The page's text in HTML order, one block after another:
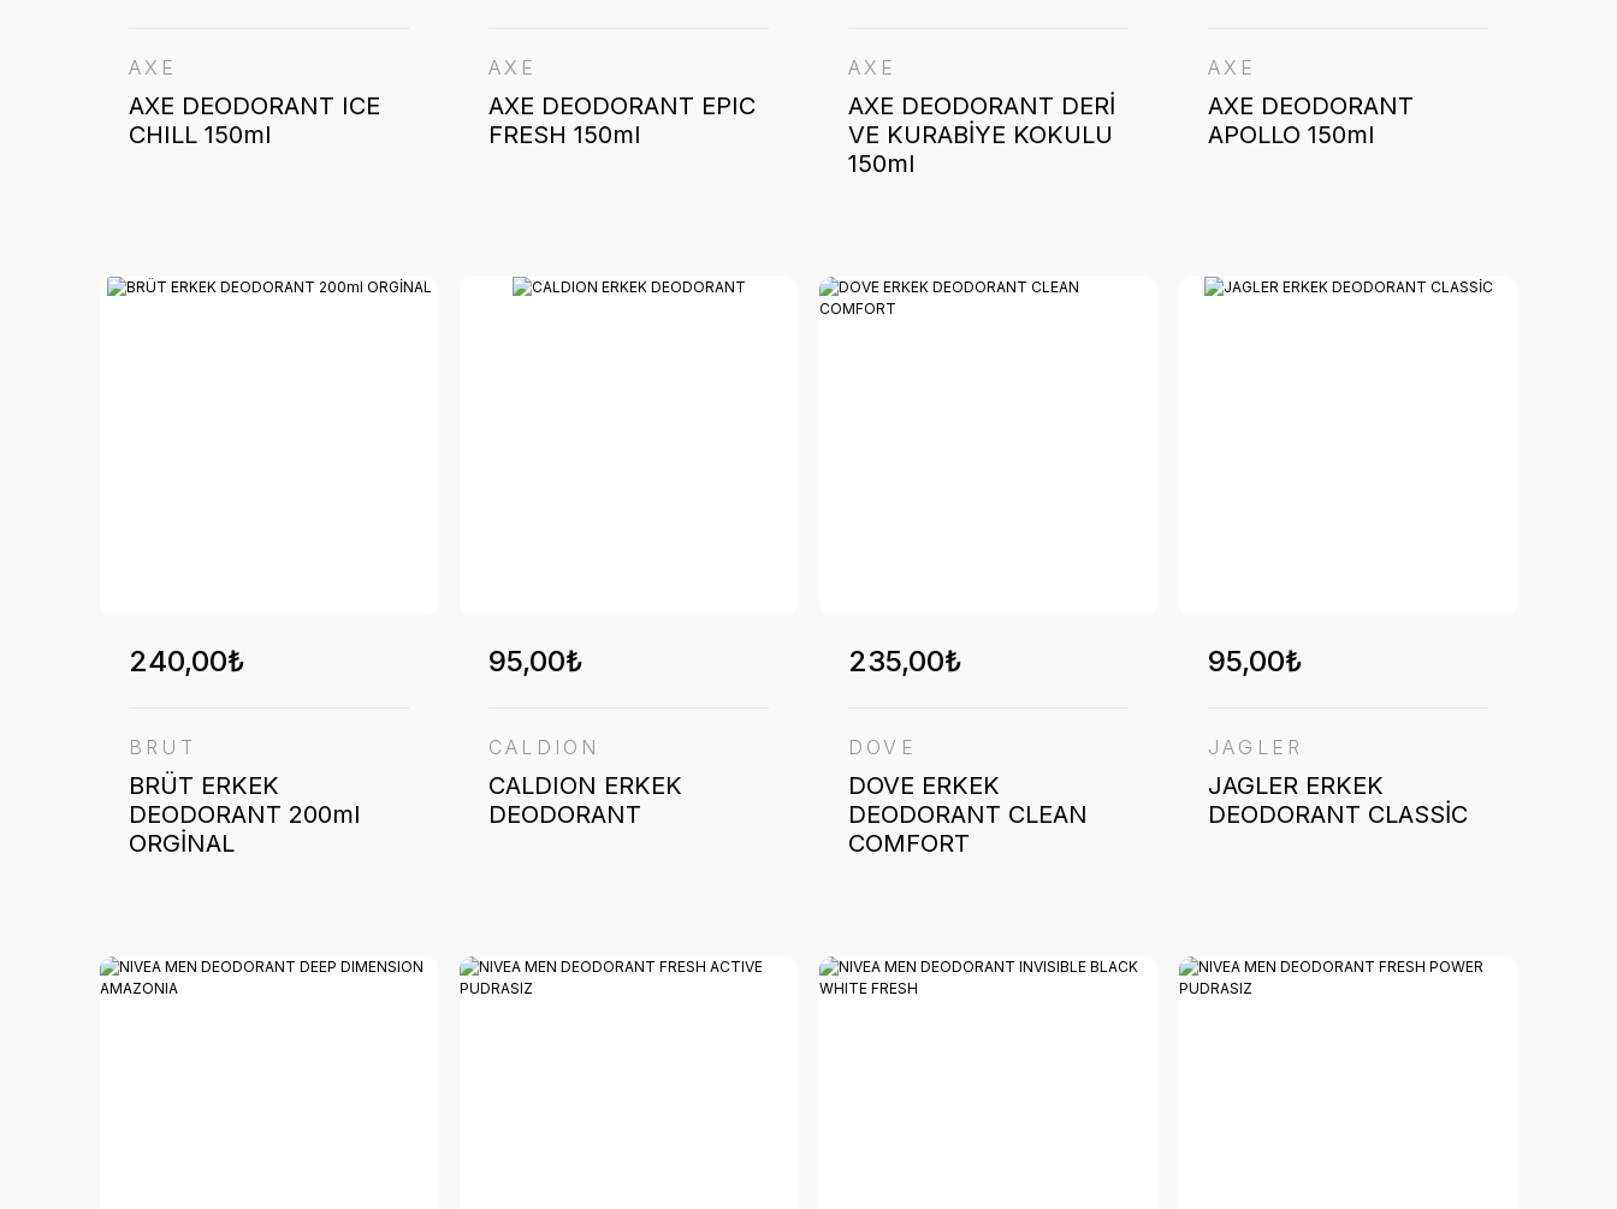
AXE
AXE DEODORANT ICE
CHILL 150ml
AXE
AXE DEODORANT EPIC
FRESH 150ml
AXE
AXE DEODORANT DERİ
VE KURABİYE KOKULU
150ml
AXE
AXE DEODORANT
APOLLO 150ml
240,00₺
BRUT
BRÜT ERKEK
DEODORANT 200ml
ORGİNAL
95,00₺
CALDION
CALDION ERKEK
DEODORANT
235,00₺
DOVE
DOVE ERKEK
DEODORANT CLEAN
COMFORT
95,00₺
JAGLER
JAGLER ERKEK
DEODORANT CLASSİC